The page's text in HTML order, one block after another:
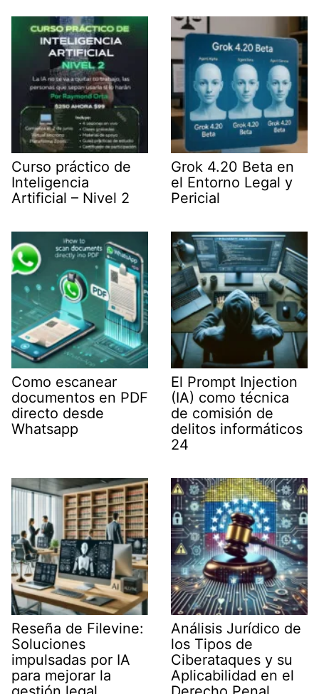
e
r
)
n
p
m
Curso práctico de
Inteligencia
Artificial – Nivel 2
Grok 4.20 Beta en
el Entorno Legal y
Pericial
Como escanear
documentos en PDF
directo desde
Whatsapp
El Prompt Injection
(IA) como técnica
de comisión de
delitos informáticos
24
Reseña de Filevine:
Soluciones
impulsadas por IA
para mejorar la
Análisis Jurídico de
los Tipos de
Ciberataques y su
Aplicabilidad en el